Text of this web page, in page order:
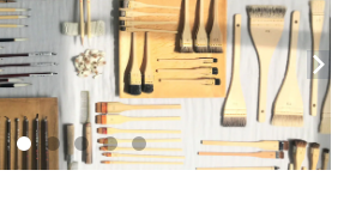
- 則妙
- 長流
山馬筆
- 版画刷毛
etc) - 竹刷毛
刷毛
- 水彩画
フィー